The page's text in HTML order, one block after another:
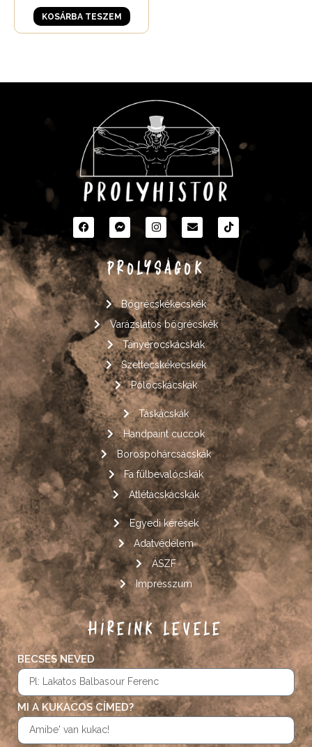
KOSÁRBA TESZEM
PROLYSÁGOK
Bögrécskékecskék
Varázslatos bögrécskék
Tányérocskácskák
Szettecskékecskék
Pólócskácskák
Táskácskák
Handpaint cuccok
Borospohárcsácskák
Fa fülbevalócskák
Atlétácskácskák
Egyedi kérések
Adatvédelem
ÁSZF
Impresszum
HÍREINK LEVELE
BECSES NEVED
MI A KUKACOS CÍMED?